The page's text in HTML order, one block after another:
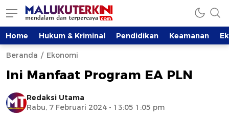
Home Hukum & Kriminal Pendidikan Keamanan
Beranda Ekonomi
Ini Manfaat Program EA PLN
Redaksi Utama
Rabu, 7 Februari 2024 - 13:05 1:05 pm